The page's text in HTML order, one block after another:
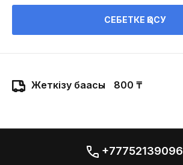
СЕБЕТКЕ ҚОСУ
Жеткізу бағасы 800 ₸
+77752139096